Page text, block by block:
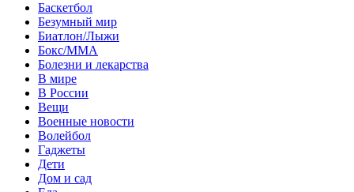
Баскетбол
Безумный мир
Биатлон/Лыжи
Бокс/MMA
Болезни и лекарства
В мире
В России
Вещи
Военные новости
Волейбол
Гаджеты
Дети
Дом и сад